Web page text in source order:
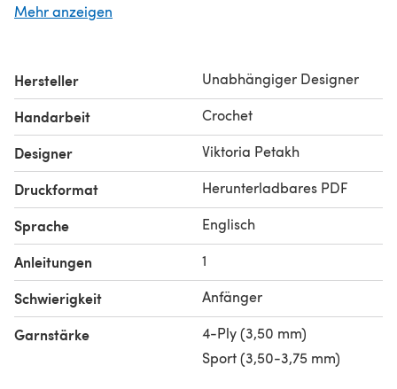
be familiar with the following techniques:
Chain stitch (ch)
Slip stitch (sl st)
Single crochet (sc)
Increase (inc)
Decrease (dec)
Please respect me as the designer and author of this
pattern.
Do not publish, distribute, or sell this pattern
whole or in part.
Feel free to contact me if you have any questions
regarding this template. I will do my best to help you.
Mehr anzeigen
Hersteller Unabhängiger Designer
Handarbeit Crochet
Designer Viktoria Petakh
Druckformat Herunterladbares PDF
Sprache Englisch
Anleitungen 1
Schwierigkeit Anfänger
Garnstärke
4-Ply (3,50 mm)
Sport (3,50-3,75 mm)